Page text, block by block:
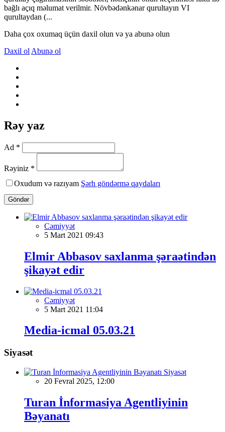
bağlı açıq məlumat verilmir. Növbədənkənar qurultayın VI
qurultaydan (...
Daha çox oxumaq üçün daxil olun və ya abunə olun
Daxil ol Abunə ol
Rəy yaz
Ad *
Rəyiniz *
Oxudum və razıyam Şərh göndərmə qaydaları
Göndər
Cəmiyyət
5 Mart 2021 09:43
Elmir Abbasov saxlanma şəraətindən
şikayət edir
Cəmiyyət
5 Mart 2021 11:04
Media-icmal 05.03.21
Siyasət
Siyasət
20 Fevral 2025, 12:00
Turan İnformasiya Agentliyinin
Bəyanatı